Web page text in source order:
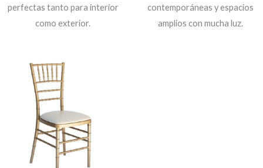
p
r
c
i
o
r
p
perfectas tanto para interior
como exterior.
contemporáneas y espacios
amplios con mucha luz.